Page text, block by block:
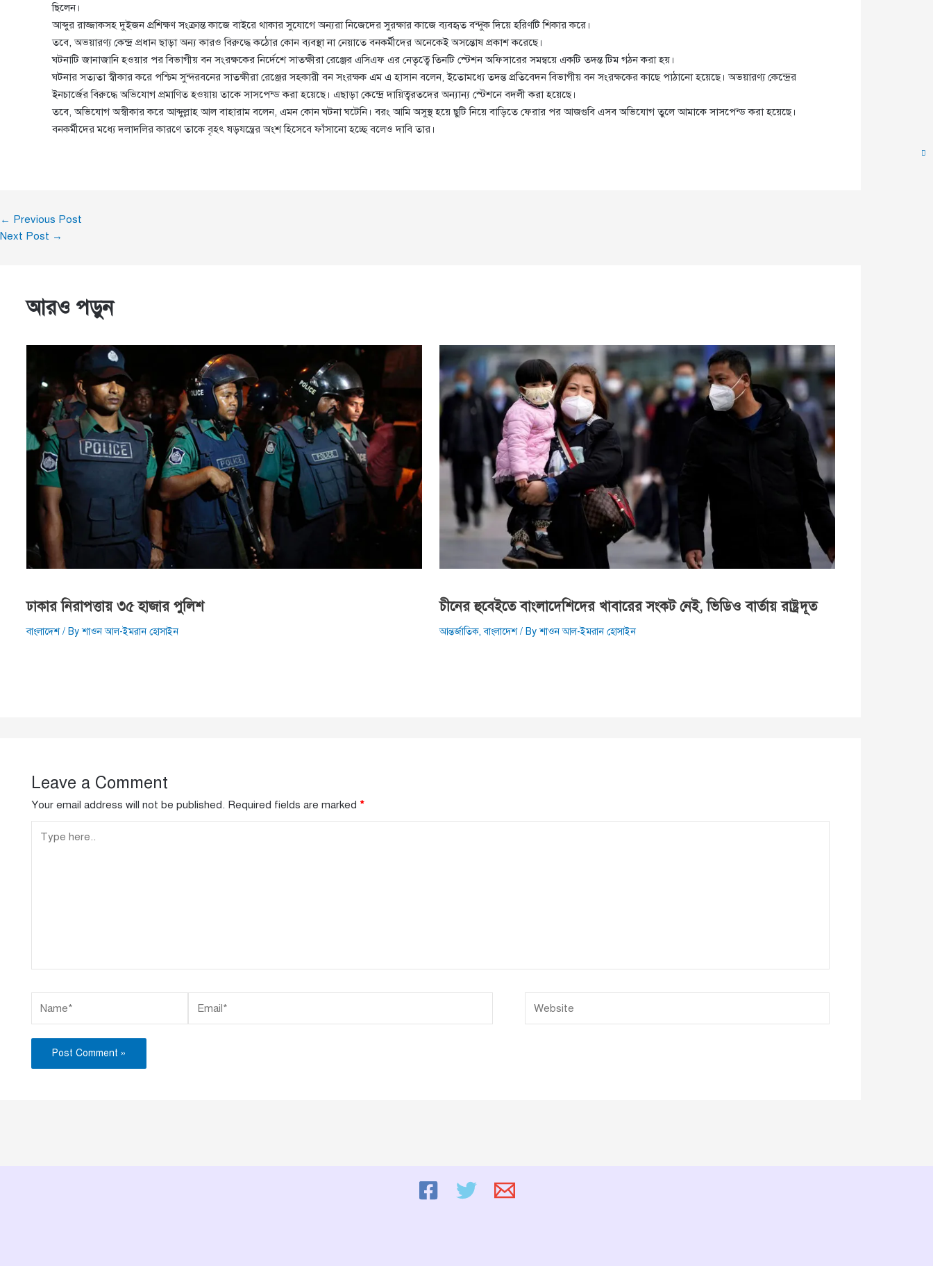
ছিলেন।
আব্দুর রাজ্জাকসহ দুইজন প্রশিক্ষণ সংক্রান্ত কাজে বাইরে থাকার সুযোগে অন্যরা নিজেদের সুরক্ষার কাজে ব্যবহৃত বন্দুক দিয়ে হরিণটি শিকার করে।
তবে, অভয়ারণ্য কেন্দ্র প্রধান ছাড়া অন্য কারও বিরুদ্ধে কঠোর কোন ব্যবস্থা না নেয়াতে বনকর্মীদের অনেকেই অসন্তোষ প্রকাশ করেছে।
ঘটনাটি জানাজানি হওয়ার পর বিভাগীয় বন সংরক্ষকের নির্দেশে সাতক্ষীরা রেঞ্জের এসিএফ এর নেতৃত্বে তিনটি স্টেশন অফিসারের সমন্বয়ে একটি তদন্ত টিম গঠন করা হয়।
ঘটনার সত্যতা স্বীকার করে পশ্চিম সুন্দরবনের সাতক্ষীরা রেঞ্জের সহকারী বন সংরক্ষক এম এ হাসান বলেন, ইতোমধ্যে তদন্ত প্রতিবেদন বিভাগীয় বন সংরক্ষকের কাছে পাঠানো হয়েছে। অভয়ারণ্য কেন্দ্রের
ইনচার্জের বিরুদ্ধে অভিযোগ প্রমাণিত হওয়ায় তাকে সাসপেন্ড করা হয়েছে। এছাড়া কেন্দ্রে দায়িত্বরতদের অন্যান্য স্টেশনে বদলী করা হয়েছে।
তবে, অভিযোগ অস্বীকার করে আব্দুল্লাহ আল বাহারাম বলেন, এমন কোন ঘটনা ঘটেনি। বরং আমি অসুস্থ হয়ে ছুটি নিয়ে বাড়িতে ফেরার পর আজগুবি এসব অভিযোগ তুলে আমাকে সাসপেন্ড করা হয়েছে।
বনকর্মীদের মধ্যে দলাদলির কারণে তাকে বৃহৎ ষড়যন্ত্রের অংশ হিসেবে ফাঁসানো হচ্ছে বলেও দাবি তার।
← Previous Post
Next Post →
আরও পড়ুন
ঢাকার নিরাপত্তায় ৩৫ হাজার পুলিশ
বাংলাদেশ/ Byশাওন আল-ইমরান হোসাইন
চীনের হুবেইতে বাংলাদেশিদের খাবারের সংকট নেই, ভিডিও বার্তায় রাষ্ট্রদূত
আন্তর্জাতিক,বাংলাদেশ/ Byশাওন আল-ইমরান হোসাইন
Leave a Comment
Your email address will not be published. Required fields are marked *
Type
Name* Email* Website